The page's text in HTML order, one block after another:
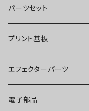
オーバードライブ
ディストーション
ファズ
プリアンプ
ブースター
オーバードライブ
ディストーション
ファズ
パーツセット
ブースター
オーバードライブ
ディストーション
プリント基板
オーバードライブ
ディストーション
エフェクターパーツ
スイッチ
電子部品